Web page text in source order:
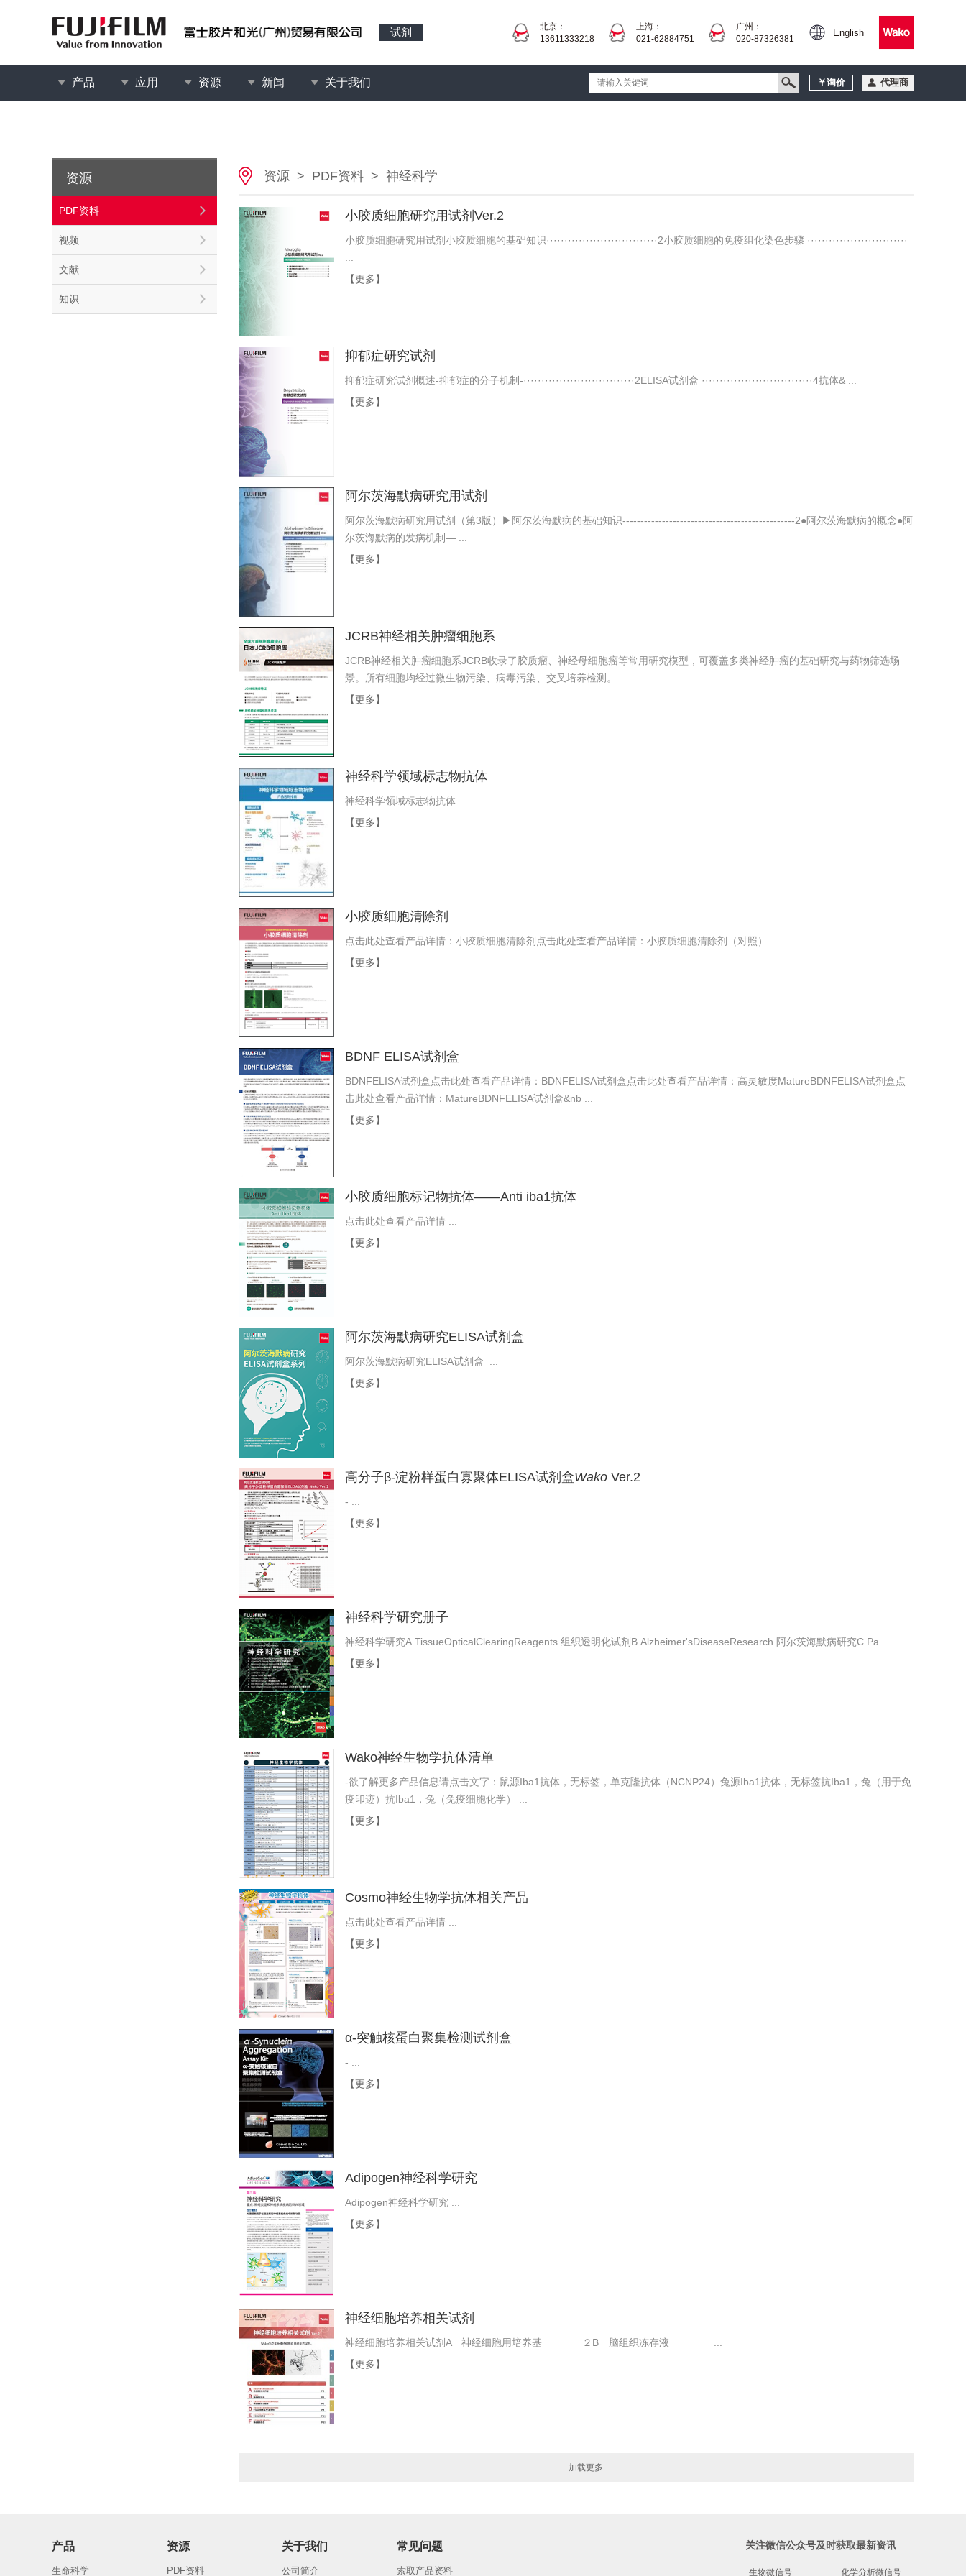
试剂
北京：
13611333218
上海：
021-62884751
广州：
020-87326381
English
产品 应用 资源 新闻 关于我们 ￥询价 代理商
资源
PDF资料
视频
文献
知识
资源 > PDF资料 > 神经科学
小胶质细胞研究用试剂Ver.2
小胶质细胞研究用试剂小胶质细胞的基础知识·······························2小胶质细胞的免疫组化染色步骤 ····························
【更多】
抑郁症研究试剂
抑郁症研究试剂概述-抑郁症的分子机制-·······························2ELISA试剂盒 ·······························4抗体& ...
【更多】
阿尔茨海默病研究用试剂
阿尔茨海默病研究用试剂（第3版）▶阿尔茨海默病的基础知识------------------------------------------------2●阿尔茨海默病的概念●阿
尔茨海默病的发病机制— ...
【更多】
JCRB神经相关肿瘤细胞系
JCRB神经相关肿瘤细胞系JCRB收录了胶质瘤、神经母细胞瘤等常用研究模型，可覆盖多类神经肿瘤的基础研究与药物筛选场
景。所有细胞均经过微生物污染、病毒污染、交叉培养检测。 ...
【更多】
神经科学领域标志物抗体
神经科学领域标志物抗体 ...
【更多】
小胶质细胞清除剂
点击此处查看产品详情：小胶质细胞清除剂点击此处查看产品详情：小胶质细胞清除剂（对照） ...
【更多】
BDNF ELISA试剂盒
BDNFELISA试剂盒点击此处查看产品详情：BDNFELISA试剂盒点击此处查看产品详情：高灵敏度MatureBDNFELISA试剂盒点
击此处查看产品详情：MatureBDNFELISA试剂盒&nb ...
【更多】
小胶质细胞标记物抗体——Anti iba1抗体
点击此处查看产品详情 ...
【更多】
阿尔茨海默病研究ELISA试剂盒
阿尔茨海默病研究ELISA试剂盒 ...
【更多】
高分子β-淀粉样蛋白寡聚体ELISA试剂盒Wako Ver.2
- ...
【更多】
神经科学研究册子
神经科学研究A.TissueOpticalClearingReagents 组织透明化试剂B.Alzheimer'sDiseaseResearch 阿尔茨海默病研究C.Pa ...
【更多】
Wako神经生物学抗体清单
-欲了解更多产品信息请点击文字：鼠源Iba1抗体，无标签，单克隆抗体（NCNP24）兔源Iba1抗体，无标签抗Iba1，兔（用于免
疫印迹）抗Iba1，兔（免疫细胞化学） ...
【更多】
Cosmo神经生物学抗体相关产品
点击此处查看产品详情 ...
【更多】
α-突触核蛋白聚集检测试剂盒
- ...
【更多】
Adipogen神经科学研究
Adipogen神经科学研究 ...
【更多】
神经细胞培养相关试剂
神经细胞培养相关试剂A 神经细胞用培养基 ２B 脑组织冻存液 ...
【更多】
加载更多
产品
生命科学
资源
PDF资料
关于我们
公司简介
常见问题
索取产品资料
关注微信公众号及时获取最新资讯
生物微信号 化学分析微信号